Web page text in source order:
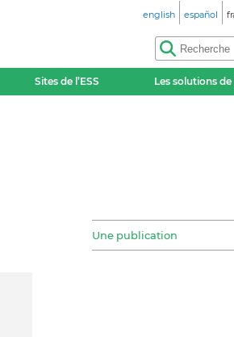
english español
Sites de l’ESS Les solutions de
Une publication